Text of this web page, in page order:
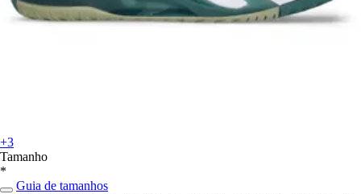
+3
Tamanho
*
Guia de tamanhos